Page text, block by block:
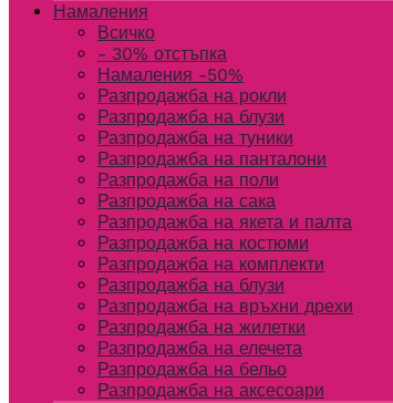
Намаления
Всичко
- 30% отстъпка
Намаления -50%
Разпродажба на рокли
Разпродажба на блузи
Разпродажба на туники
Разпродажба на панталони
Разпродажба на поли
Разпродажба на сака
Разпродажба на якета и палта
Разпродажба на костюми
Разпродажба на комплекти
Разпродажба на блузи
Разпродажба на връхни дрехи
Разпродажба на жилетки
Разпродажба на елечета
Разпродажба на бельо
Разпродажба на аксесоари